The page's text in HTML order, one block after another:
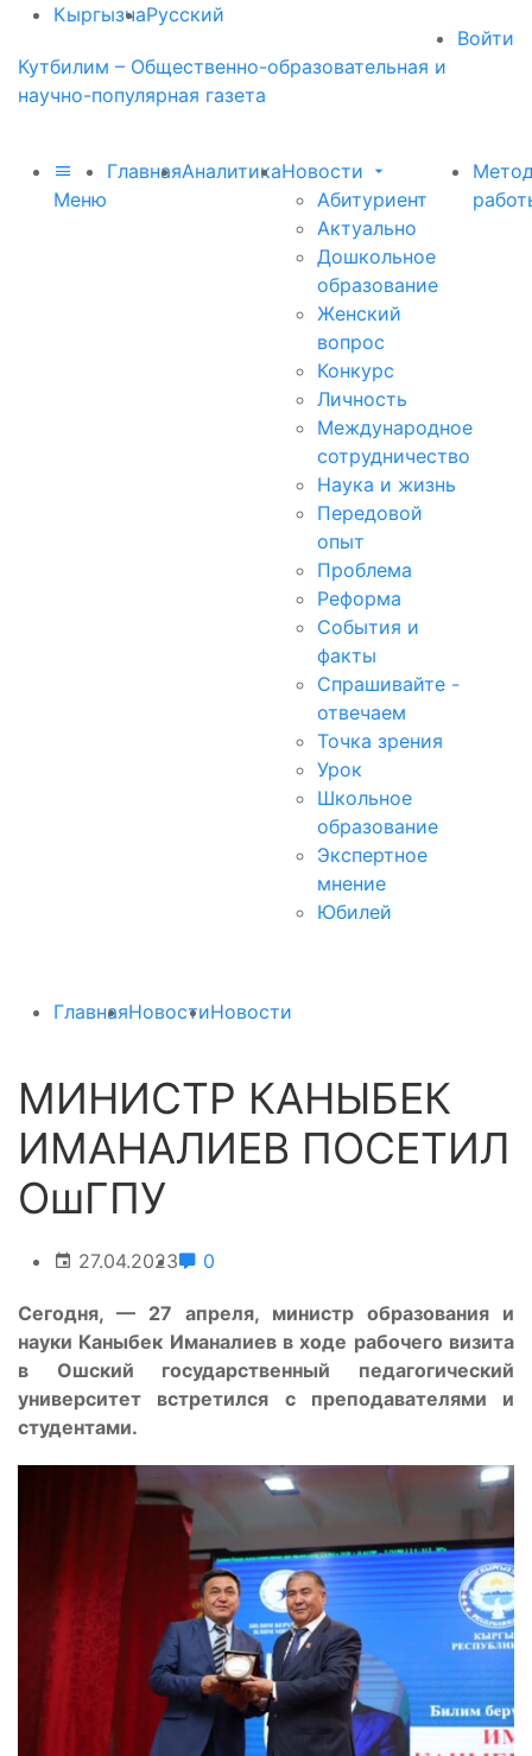
КыргызчаРусский
Войти
Кутбилим – Общественно-образовательная и
научно-популярная газета
Меню
ГлавнаяАналитикаНовости
Абитуриент
Актуально
Дошкольное
образование
Женский
вопрос
Конкурс
Личность
Международное
сотрудничество
Наука и жизнь
Передовой
опыт
Проблема
Реформа
События и
факты
Спрашивайте -
отвечаем
Точка зрения
Урок
Школьное
образование
Экспертное
мнение
Юбилей
ГлавнаяНовостиНовости
МИНИСТР КАНЫБЕК
ИМАНАЛИЕВ ПОСЕТИЛ
ОшГПУ
27.04.2023 0
Сегодня, — 27 апреля, министр образования и
науки Каныбек Иманалиев в ходе рабочего визита
в Ошский государственный педагогический
университет встретился с преподавателями и
студентами.